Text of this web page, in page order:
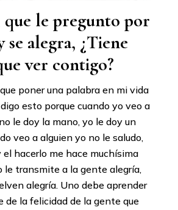
le pregunto por
alegra, ¿Tiene
ver contigo?
poner una palabra en mi vida
esto porque cuando yo veo a
le doy la mano, yo le doy un
veo a alguien yo no le saludo,
el hacerlo me hace muchísima
le transmite a la gente alegría,
alegría. Uno debe aprender
de la felicidad de la gente que